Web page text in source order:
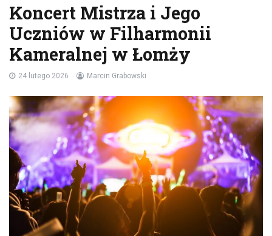
Koncert Mistrza i Jego
Uczniów w Filharmonii
Kameralnej w Łomży
24 lutego 2026 Marcin Grabowski